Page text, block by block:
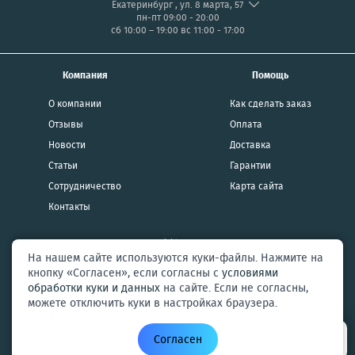
Помощь
Как сделать заказ
Оплата
Доставка
Гарантии
Карта сайта
Компания
О компании
Отзывы
Новости
Статьи
Сотрудничество
Контакты
Екатеринбург, ул. 8 марта, 57
пн-пт 09:00 - 20:00
сб 10:00 – 19:00 вс 11:00 - 17:00
2026 AXMOBI Copyright Все права защищены
Политика конфиденциальности и
пользовательское соглашение
На нашем сайте используются куки-файлы. Нажмите на
кнопку «Согласен», если согласны с условиями
обработки куки и данных на сайте. Если не согласны,
можете отключить куки в настройках браузера.
Согласен
ИНФОРМАЦИЯ НА САЙТЕ НЕ ЯВЛЯЕТСЯ ПУБЛИЧНОЙ ОФЕРТОЙ
Продавец услуг оставляет за собой право в любое время вносить
какие-либо изменения в данные предложения без